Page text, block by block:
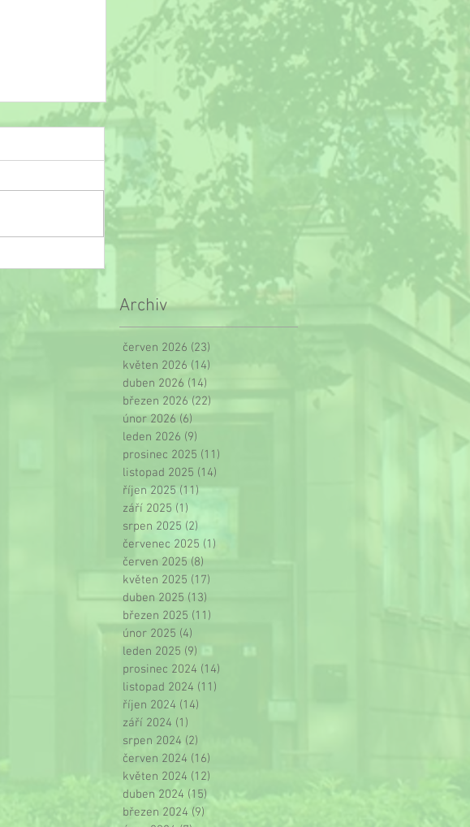
Archiv
červen 2026 (23)
květen 2026 (14)
duben 2026 (14)
březen 2026 (22) 22 příspěvků
únor 2026 (6)
leden 2026 (9)
prosinec 2025 (11)
listopad 2025 (14)
říjen 2025 (11)11 příspěvků
září 2025 (1)
srpen 2025 (2)
červenec 2025 (1)
červen 2025 (8)
květen 2025 (17)
duben 2025 (13)
březen 2025 (11)
únor 2025 (4)
leden 2025 (9)
prosinec 2024 (14)
listopad 2024 (11)
říjen 2024 (14)
září 2024 (1)
srpen 2024 (2)
červen 2024 (16)
květen 2024 (12)
duben 2024 (15)
březen 2024 (9)